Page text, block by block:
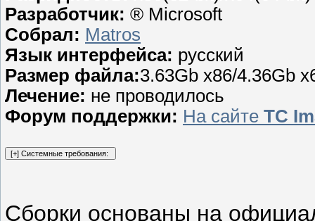
Разработчик: ® Microsoft
Собрал: Matros
Язык интерфейса: русский
Размер файла:3.63Gb x86/4.36Gb
Лечение: не проводилось
Форум поддержки: На сайте TC
Сборки основаны на